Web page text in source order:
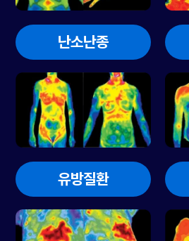
난소난종
유방질환